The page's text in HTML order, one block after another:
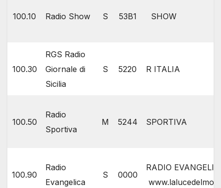
100.10 Radio Show S 53B1 SHOW
100.30
RGS Radio
Giornale di
Sicilia
S 5220 R ITALIA
100.50
Radio
Sportiva
M 5244 SPORTIVA
100.90
Radio
Evangelica
S 0000
RADIO